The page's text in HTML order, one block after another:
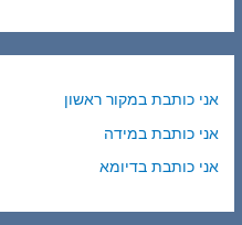
אני כותבת במקור ראשון
אני כותבת במידה
אני כותבת בדיומא